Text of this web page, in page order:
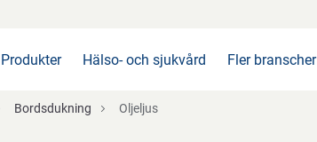
Produkter Hälso- och sjukvård Fler branscher
Bordsdukning Oljeljus